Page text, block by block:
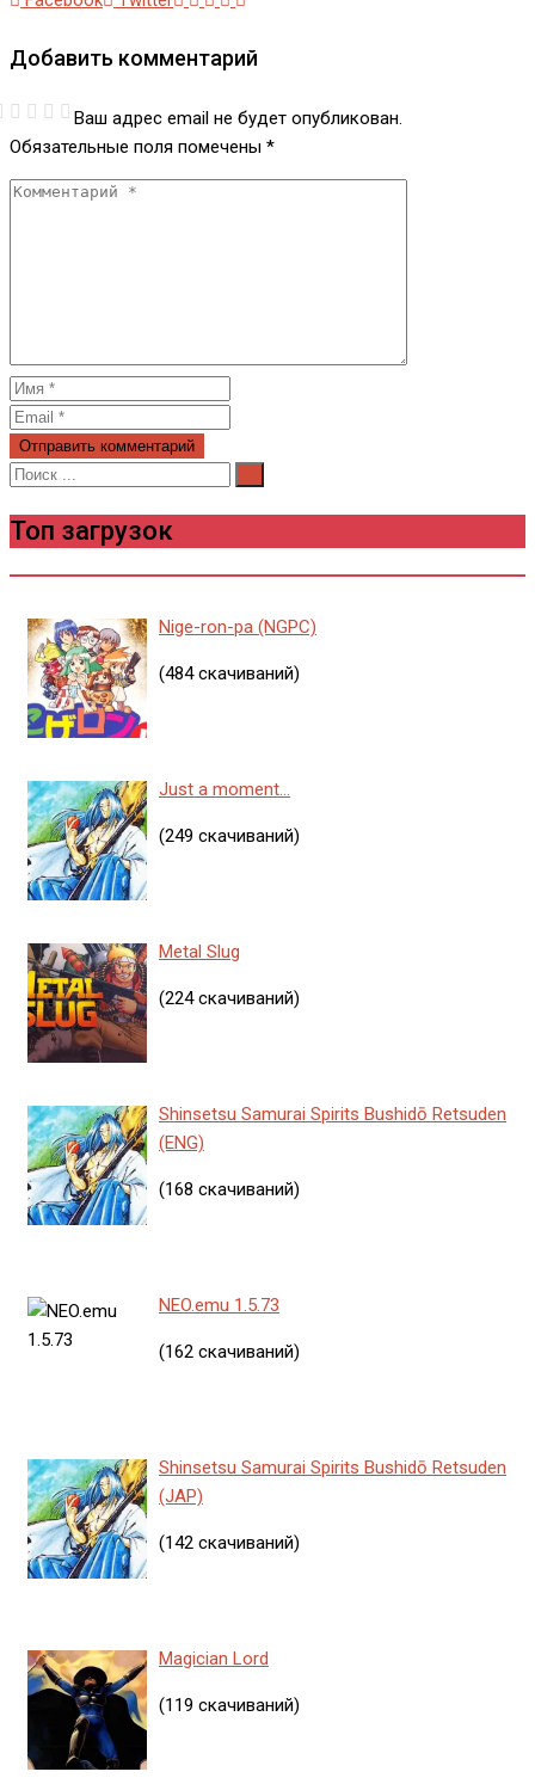
Email
Добавить комментарий
Ваш адрес email не будет опубликован.
Обязательные поля помечены *
Топ загрузок
Nige-ron-pa (NGPC)
(484 скачиваний)
Just a moment...
(249 скачиваний)
Metal Slug
(224 скачиваний)
Shinsetsu Samurai Spirits Bushidō Retsuden
(ENG)
(168 скачиваний)
NEO.emu 1.5.73
(162 скачиваний)
Shinsetsu Samurai Spirits Bushidō Retsuden
(JAP)
(142 скачиваний)
Magician Lord
(119 скачиваний)